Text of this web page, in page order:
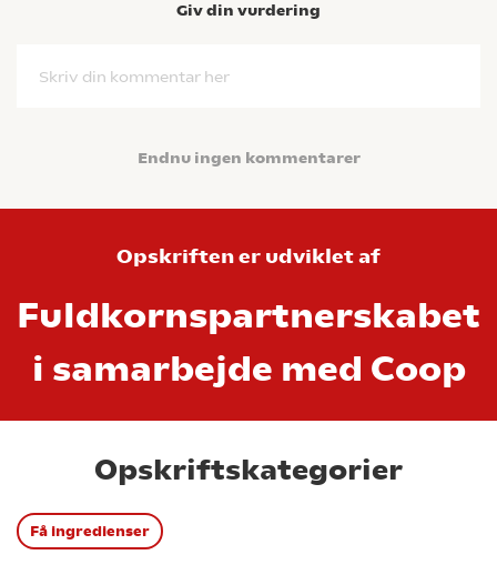
Giv din vurdering
Skriv din kommentar her
Endnu ingen kommentarer
Opskriften er udviklet af
Fuldkornspartnerskabet
i samarbejde med Coop
Opskriftskategorier
Få ingredienser